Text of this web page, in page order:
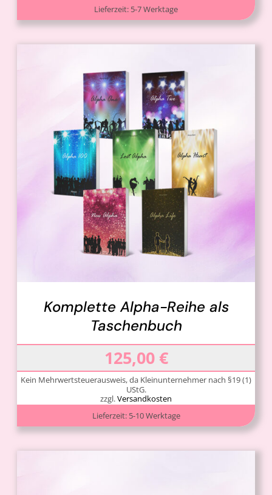
Lieferzeit: 5-7 Werktage
IN DEN WARENKORB DETAILS
Komplette Alpha-Reihe als
Taschenbuch
125,00 €
Kein Mehrwertsteuerausweis, da Kleinunternehmer nach §19 (1)
UStG.
zzgl.Versandkosten
Lieferzeit: 5-10 Werktage